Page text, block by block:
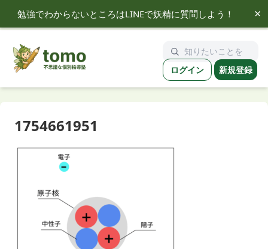
勉強でわからないところはLINEで妖精に質問しよう！ ×
tomo ログイン 新規登録
1754661951